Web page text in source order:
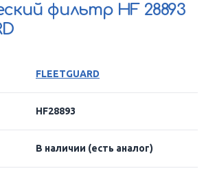
фильтр HF 28893
FLEETGUARD
HF28893
В наличии (есть аналог)